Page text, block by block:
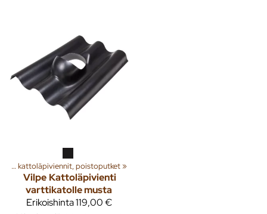
Huippuimurit, kattoläpiviennit, poistoputket‪»
Vilpe Kattoläpivienti
varttikatolle musta
Erikoishinta119,00 €